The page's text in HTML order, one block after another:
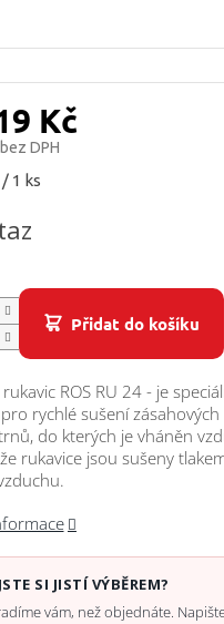
Kč
DPH
1 ks
Přidat do košíku
ROS RU 24 - je
rychlé sušení
do kterých je vháněn
rukavice jsou sušeny
SI JISTÍ VÝBĚREM?
vám, než objednáte.